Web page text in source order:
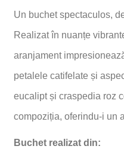
Un buchet spectaculos,
Realizat în nuanțe
aranjament
petalele catifelate și
eucalipt și craspedia roz
compoziția, oferindu-i un
Buchet realizat din: